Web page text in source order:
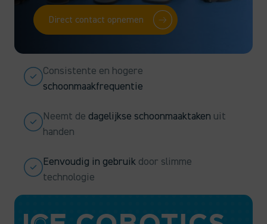
Direct contact opnemen
Consistente en hogere
schoonmaakfrequentie
Neemt de dagelijkse schoonmaaktaken uit
handen
Eenvoudig in gebruik door slimme
technologie